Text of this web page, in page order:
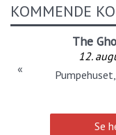
KOMMENDE
The
12.
«
Se